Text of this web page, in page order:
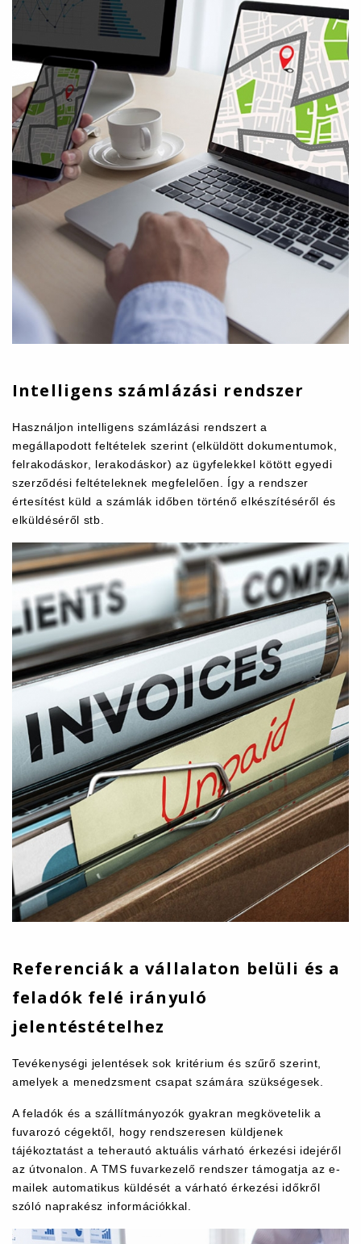
Intelligens számlázási rendszer
Használjon intelligens számlázási rendszert a
megállapodott feltételek szerint (elküldött dokumentumok,
felrakodáskor, lerakodáskor) az ügyfelekkel kötött egyedi
szerződési feltételeknek megfelelően. Így a rendszer
értesítést küld a számlák időben történő elkészítéséről és
elküldéséről stb.
Referenciák a vállalaton belüli és a
feladók felé irányuló
jelentéstételhez
Tevékenységi jelentések sok kritérium és szűrő szerint,
amelyek a menedzsment csapat számára szükségesek.
A feladók és a szállítmányozók gyakran megkövetelik a
fuvarozó cégektől, hogy rendszeresen küldjenek
tájékoztatást a teherautó aktuális várható érkezési idejéről
az útvonalon. A TMS fuvarkezelő rendszer támogatja az e-
mailek automatikus küldését a várható érkezési időkről
szóló naprakész információkkal.